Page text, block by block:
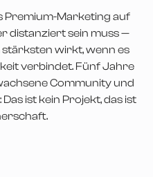
Premium-Marketing auf
distanziert sein muss —
wirkt, wenn es
verbindet. Fünf Jahre
Community und
ist kein Projekt, das ist